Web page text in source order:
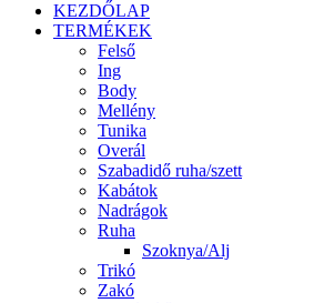
KEZDŐLAP
TERMÉKEK
Felső
Ing
Body
Mellény
Tunika
Overál
Szabadidő ruha/szett
Kabátok
Nadrágok
Ruha
Szoknya/Alj
Trikó
Zakó